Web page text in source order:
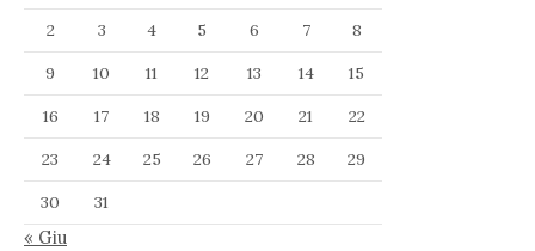
2
3 4 5 6 7
8
9
10 11 12 13 14
15
16
17 18 19 20 21
22
23
24 25 26 27 28
29
30
31
« Giu